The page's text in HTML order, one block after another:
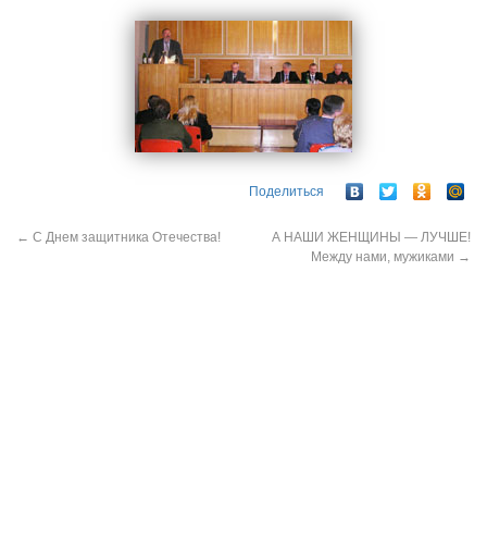
Поделиться
← C Днем защитника Отечества!
А НАШИ ЖЕНЩИНЫ — ЛУЧШЕ!
Между нами, мужиками →